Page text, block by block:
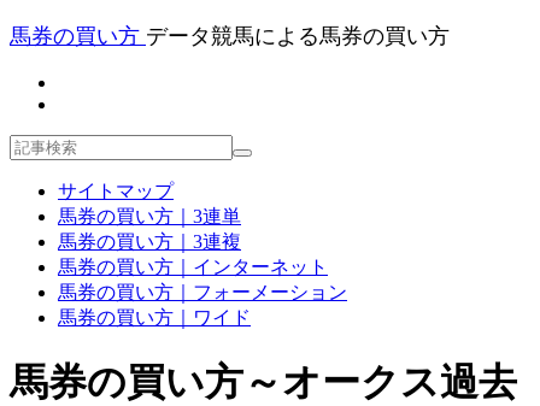
馬券の買い方 データ競馬による馬券の買い方
サイトマップ
馬券の買い方｜3連単
馬券の買い方｜3連複
馬券の買い方｜インターネット
馬券の買い方｜フォーメーション
馬券の買い方｜ワイド
馬券の買い方～オークス過去